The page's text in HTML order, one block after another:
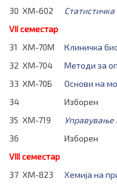
30 ХМ-602
VII семестар
31 ХМ-70М
Клиничка
32 ХМ-704
Методи за
33 ХМ-70Б
Основи на
34
35 ХМ-719
Управување
36
Изборен
VIII семестар
37 ХМ-823
Хемија на